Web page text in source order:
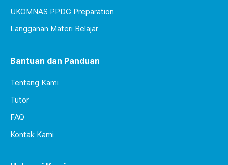
UKOMNAS PPDG Preparation
Langganan Materi Belajar
Bantuan dan Panduan
Tentang Kami
Tutor
FAQ
Kontak Kami